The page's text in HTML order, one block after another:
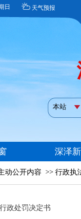
动公开内容 >> 行政执
政处罚决定书